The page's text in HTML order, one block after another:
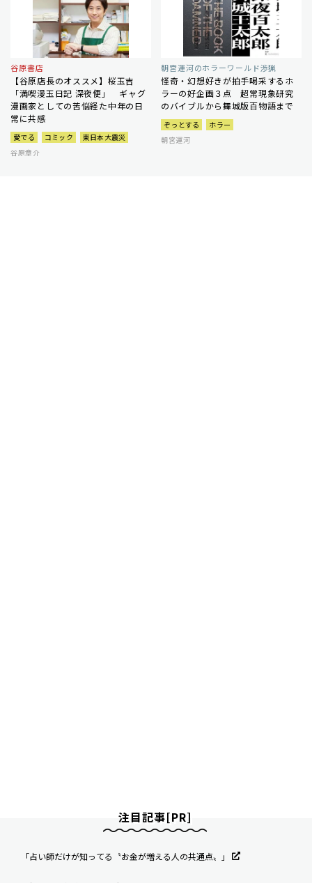
谷原書店
【谷原店長のオススメ】桜玉吉
「満喫漫玉日記 深夜便」 ギャグ
漫画家としての苦悩経た中年の日
常に共感
愛でる コミック
東日本大震災
谷原章介
朝宮運河のホラーワールド渉猟
怪奇・幻想好きが拍手喝采するホ
ラーの好企画３点 超常現象研究
のバイブルから舞城版百物語まで
ぞっとする
ホラー
朝宮運河
注目記事[PR]
「占い師だけが知ってる〝お金が増える人の共通点〟」